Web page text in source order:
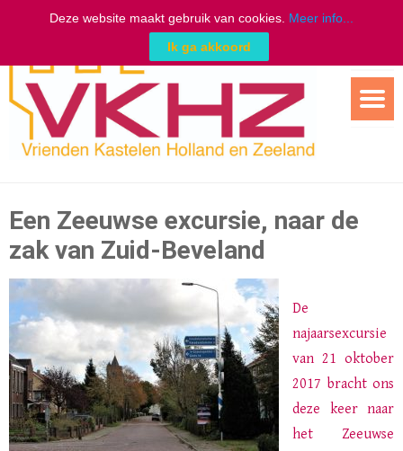
de
inhoud
Een Zeeuwse excursie, naar de
zak van Zuid-Beveland
De
najaarsexcursie
van 21 oktober
2017 bracht ons
deze keer naar
het Zeeuwse
Deze website maakt gebruik van cookies. Meer info...
Ik ga akkoord